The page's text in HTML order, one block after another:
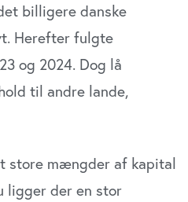
billigere danske
Herefter fulgte
og 2024. Dog lå
til andre lande,
store mængder af kapital
ligger der en stor